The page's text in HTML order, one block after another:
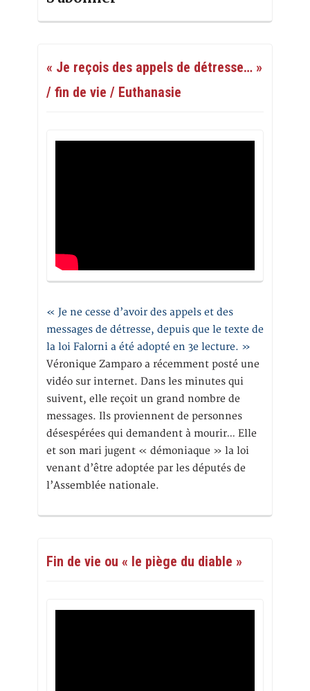
« Je reçois des appels de détresse… »
/ fin de vie / Euthanasie
« Je ne cesse d’avoir des appels et des
messages de détresse, depuis que le texte de
la loi Falorni a été adopté en 3e lecture. »
Véronique Zamparo a récemment posté une
vidéo sur internet. Dans les minutes qui
suivent, elle reçoit un grand nombre de
messages. Ils proviennent de personnes
désespérées qui demandent à mourir… Elle
et son mari jugent « démoniaque » la loi
venant d’être adoptée par les députés de
l’Assemblée nationale.
Fin de vie ou « le piège du diable »